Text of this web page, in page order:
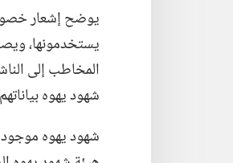
يوضح إشعار
يستخدمونها،‏
المخاطب إلى
شهود يهوه
شهود يهوه